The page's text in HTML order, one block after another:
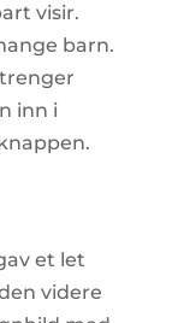
visir.
barn.
inn i
et let
videre